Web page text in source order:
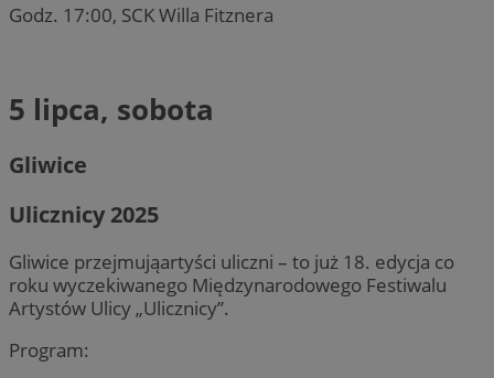
Godz. 17:00, SCK Willa Fitznera
5 lipca, sobota
Gliwice
Ulicznicy 2025
Gliwice przejmująartyści uliczni – to już 18. edycja co
roku wyczekiwanego Międzynarodowego Festiwalu
Artystów Ulicy „Ulicznicy”.
Program: